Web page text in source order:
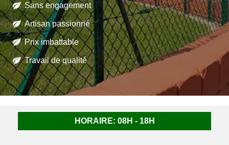
Sans engagement
Artisan passionné
Prix imbattable
Travail de qualité
HORAIRE: 08H - 18H